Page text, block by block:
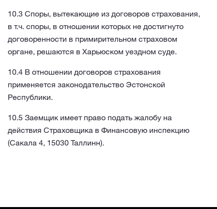
10.3 Споры, вытекающие из договоров страхования,
в т.ч. споры, в отношении которых не достигнуто
договоренности в примирительном страховом
органе, решаются в Харьюском уездном суде.
10.4 В отношении договоров страхования
применяется законодательство Эстонской
Республики.
10.5 Заемщик имеет право подать жалобу на
действия Страховщика в Финансовую инспекцию
(Сакала 4, 15030 Таллинн).